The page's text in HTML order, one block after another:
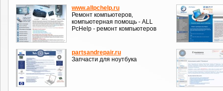
www.allpchelp.ru
Ремонт компьютеров,
компьютерная помощь - ALL
PcHelp - ремонт компьютеров
partsandrepair.ru
Запчасти для ноутбука